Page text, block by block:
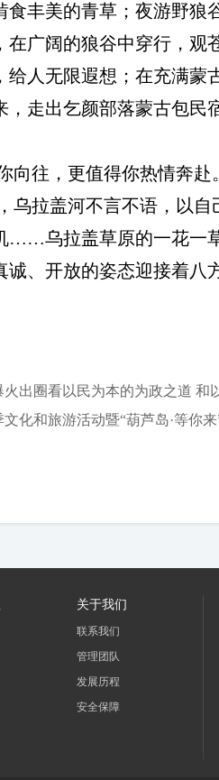
食丰美的青草；夜游野
在广阔的狼谷中穿行，
给人无限遐想；在充满
，走出乞颜部落蒙古包
向往，更值得你热情奔赴
乌拉盖河不言不语，以
……乌拉盖草原的一花一
诚、开放的姿态迎接着八
火出圈看以民为本的为政之道 和
文化和旅游活动暨“葫芦岛·等你
关于我们
联系我们
管理团队
发展历程
安全保障